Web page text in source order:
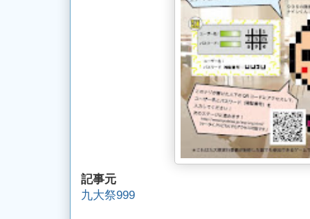
記事元
九大祭999